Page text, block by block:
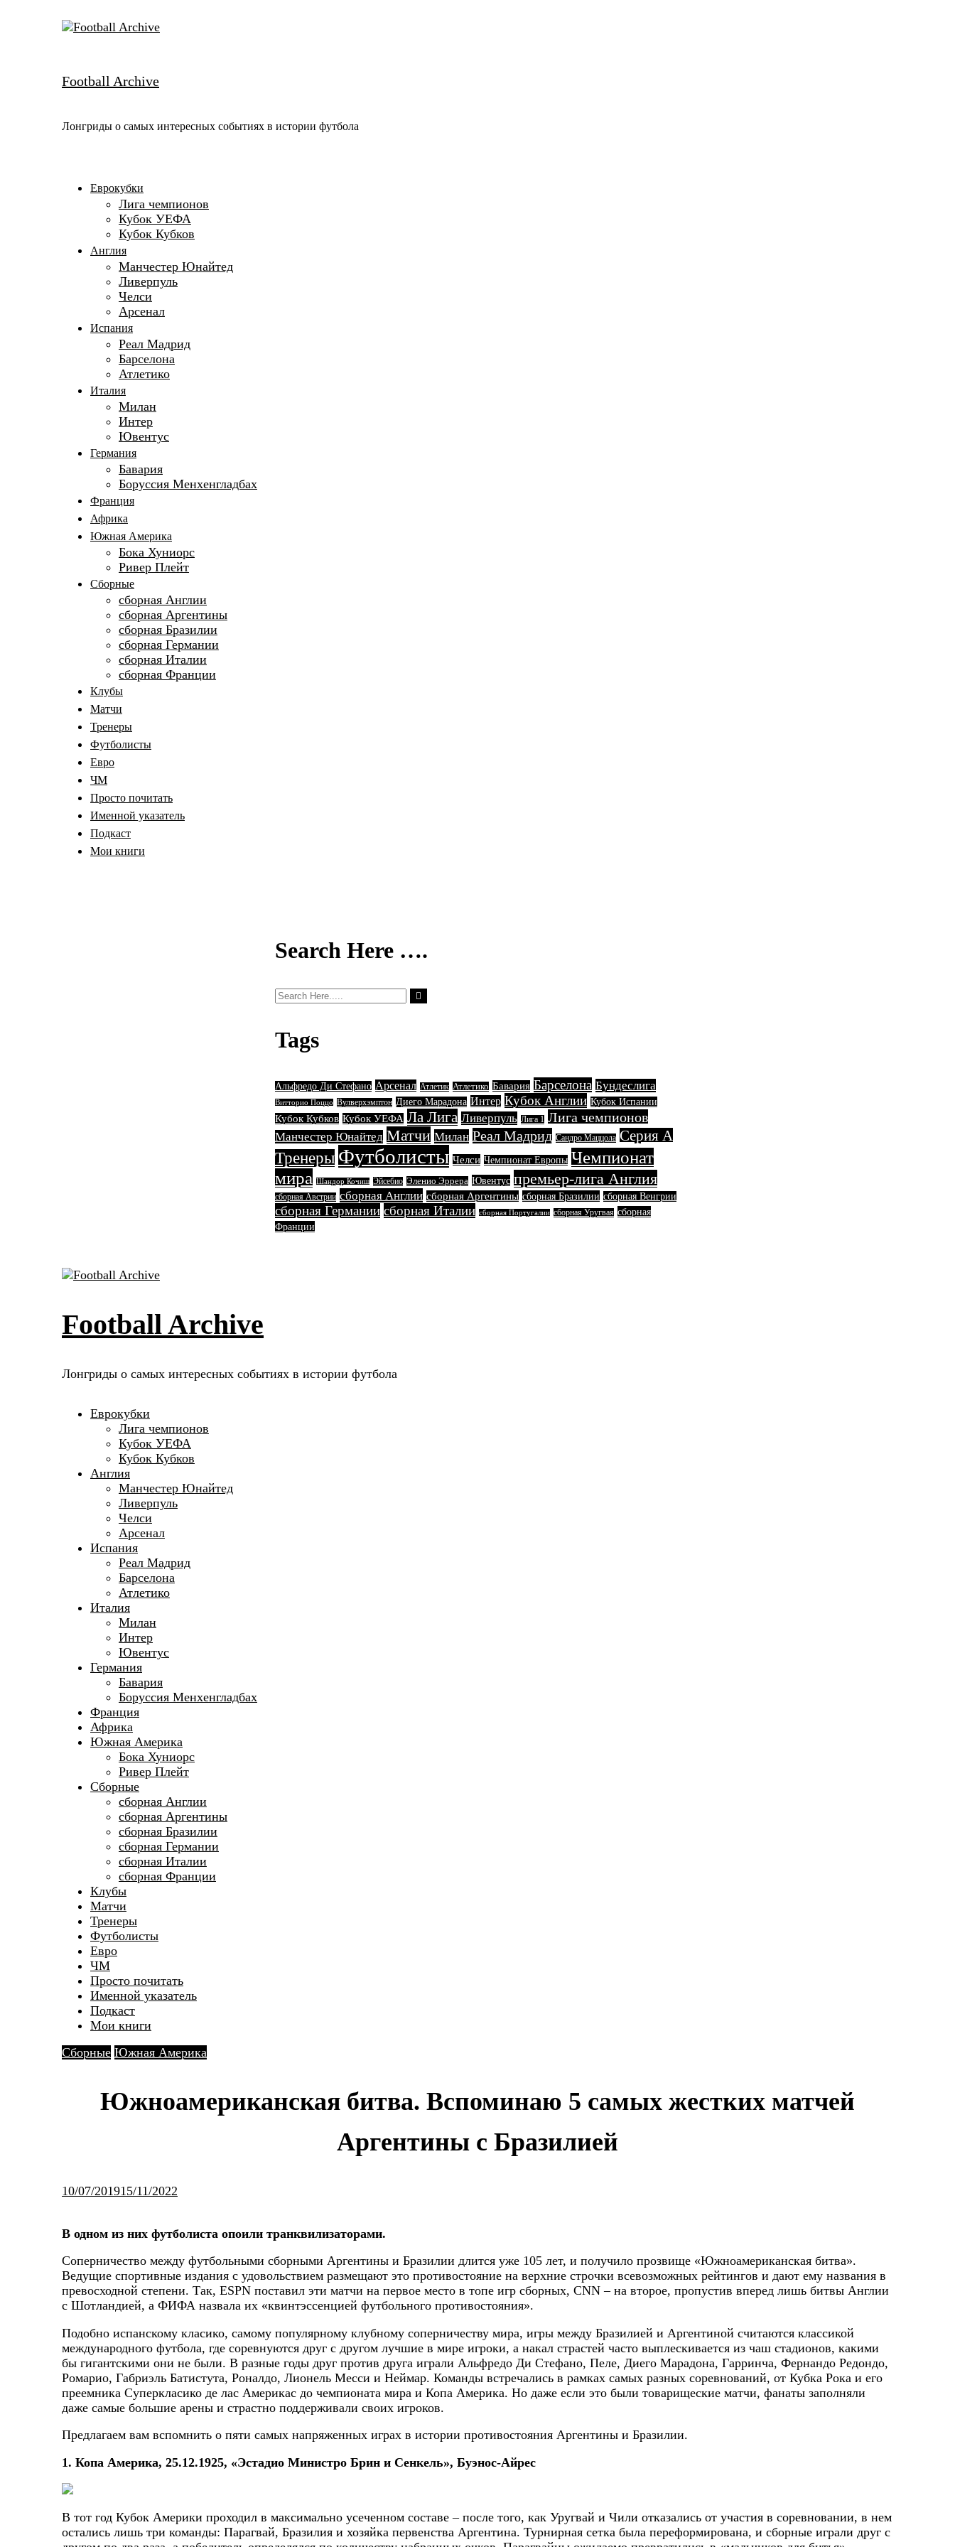
Football Archive
Лонгриды о самых интересных событиях в истории футбола
Еврокубки
Лига чемпионов
Кубок УЕФА
Кубок Кубков
Англия
Манчестер Юнайтед
Ливерпуль
Челси
Арсенал
Испания
Реал Мадрид
Барселона
Атлетико
Италия
Милан
Интер
Ювентус
Германия
Бавария
Боруссия Менхенгладбах
Франция
Африка
Южная Америка
Бока Хуниорс
Ривер Плейт
Сборные
сборная Англии
сборная Аргентины
сборная Бразилии
сборная Германии
сборная Италии
сборная Франции
Клубы
Матчи
Тренеры
Футболисты
Евро
ЧМ
Просто почитать
Именной указатель
Подкаст
Мои книги
Search Here ….
Tags
Альфредо Ди Стефано Арсенал Атлетик Атлетико Бавария Барселона Бундеслига
Витторио Поццо Вулверхэмптон Диего Марадона Интер Кубок Англии Кубок Испании
Кубок Кубков Кубок УЕФА Ла Лига Ливерпуль Лига 1 Лига чемпионов
Манчестер Юнайтед Матчи Милан Реал Мадрид Сандро Маццола Серия А
Тренеры Футболисты Челси Чемпионат Европы Чемпионат
мира Шандор Кочиш Эйсебио Эленио Эррера Ювентус премьер-лига Англия
сборная Австрии сборная Англии сборная Аргентины сборная Бразилии сборная Венгрии
сборная Германии сборная Италии сборная Португалии сборная Уругвая сборная
Франции
Football Archive
Лонгриды о самых интересных событиях в истории футбола
Еврокубки
Лига чемпионов
Кубок УЕФА
Кубок Кубков
Англия
Манчестер Юнайтед
Ливерпуль
Челси
Арсенал
Испания
Реал Мадрид
Барселона
Атлетико
Италия
Милан
Интер
Ювентус
Германия
Бавария
Боруссия Менхенгладбах
Франция
Африка
Южная Америка
Бока Хуниорс
Ривер Плейт
Сборные
сборная Англии
сборная Аргентины
сборная Бразилии
сборная Германии
сборная Италии
сборная Франции
Клубы
Матчи
Тренеры
Футболисты
Евро
ЧМ
Просто почитать
Именной указатель
Подкаст
Мои книги
Сборные Южная Америка
Южноамериканская битва. Вспоминаю 5 самых жестких матчей
Аргентины с Бразилией
10/07/201915/11/2022
В одном из них футболиста опоили транквилизаторами.
Соперничество между футбольными сборными Аргентины и Бразилии длится уже 105 лет, и получило прозвище «Южноамериканская битва».
Ведущие спортивные издания с удовольствием размещают это противостояние на верхние строчки всевозможных рейтингов и дают ему названия в
превосходной степени. Так, ESPN поставил эти матчи на первое место в топе игр сборных, CNN – на второе, пропустив вперед лишь битвы Англии
с Шотландией, а ФИФА назвала их «квинтэссенцией футбольного противостояния».
Подобно испанскому класико, самому популярному клубному соперничеству мира, игры между Бразилией и Аргентиной считаются классикой
международного футбола, где соревнуются друг с другом лучшие в мире игроки, а накал страстей часто выплескивается из чаш стадионов, какими
бы гигантскими они не были. В разные годы друг против друга играли Альфредо Ди Стефано, Пеле, Диего Марадона, Гарринча, Фернандо Редондо,
Ромарио, Габриэль Батистута, Роналдо, Лионель Месси и Неймар. Команды встречались в рамках самых разных соревнований, от Кубка Рока и его
преемника Суперкласико де лас Америкас до чемпионата мира и Копа Америка. Но даже если это были товарищеские матчи, фанаты заполняли
даже самые большие арены и страстно поддерживали своих игроков.
Предлагаем вам вспомнить о пяти самых напряженных играх в истории противостояния Аргентины и Бразилии.
1. Копа Америка, 25.12.1925, «Эстадио Министро Брин и Сенкель», Буэнос-Айрес
В тот год Кубок Америки проходил в максимально усеченном составе – после того, как Уругвай и Чили отказались от участия в соревновании, в нем
остались лишь три команды: Парагвай, Бразилия и хозяйка первенства Аргентина. Турнирная сетка была переформирована, и сборные играли друг с